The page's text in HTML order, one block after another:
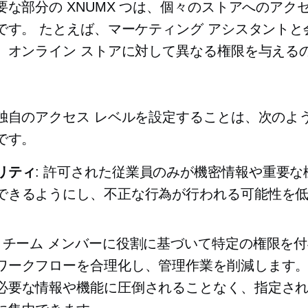
な部分の XNUMX つは、個々のストアへのアク
す。 たとえば、マーケティング アシスタントと
オンライン ストアに対して異なる権限を与える
自のアクセス レベルを設定することは、次のよ
。
ティ: 許可された従業員のみが機密情報や重要な
きるようにし、不正な行為が行われる可能性を
ーム メンバーに役割に基づいて特定の権限を
ークフローを合理化し、管理作業を削減します
要な情報や機能に圧倒されることなく、指定さ